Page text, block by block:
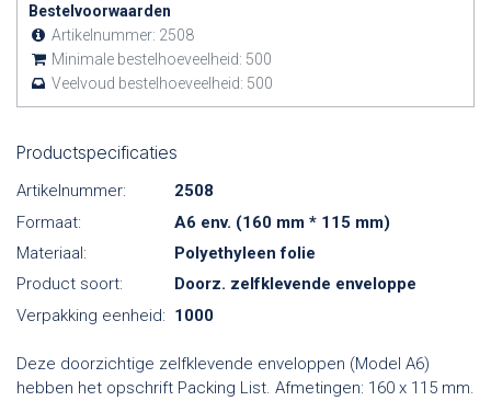
Bestelvoorwaarden
Artikelnummer: 2508
Minimale bestelhoeveelheid: 500
Veelvoud bestelhoeveelheid: 500
Productspecificaties
Artikelnummer:
2508
Formaat:
A6 env. (160 mm * 115 mm)
Materiaal:
Polyethyleen folie
Product soort:
Doorz. zelfklevende enveloppe
Verpakking eenheid: 1000
Deze doorzichtige zelfklevende enveloppen (Model A6)
hebben het opschrift Packing List. Afmetingen: 160 x 115 mm.